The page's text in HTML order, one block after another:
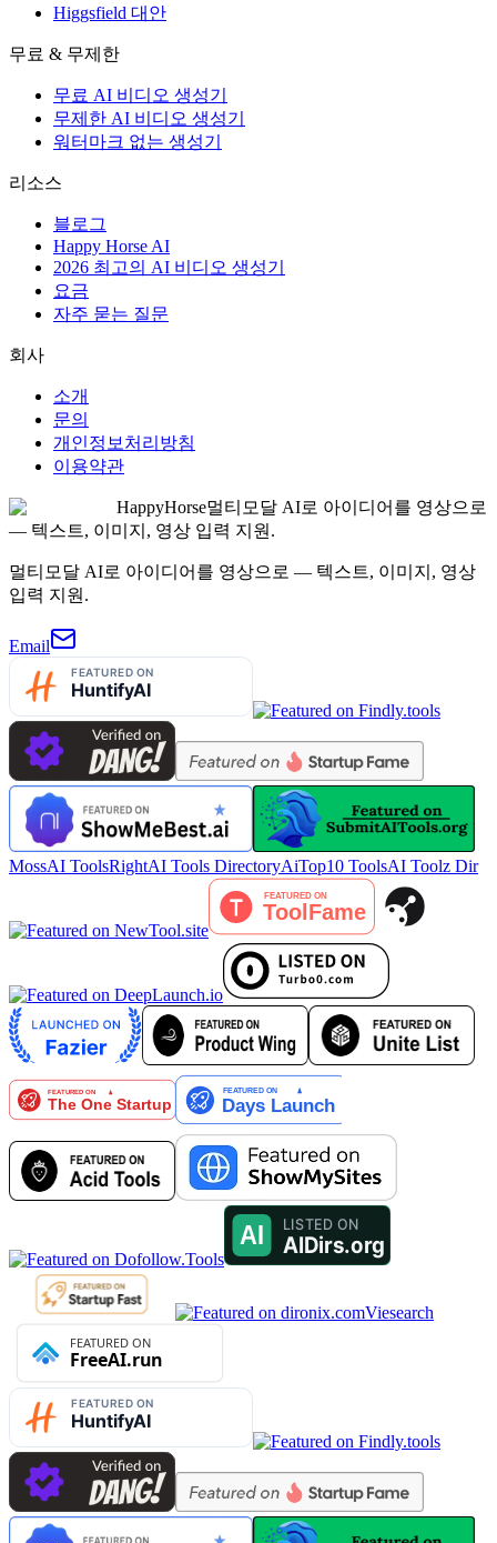
Higgsfield 대안
무료 & 무제한
무료 AI 비디오 생성기
무제한 AI 비디오 생성기
워터마크 없는 생성기
리소스
블로그
Happy Horse AI
2026 최고의 AI 비디오 생성기
요금
자주 묻는 질문
회사
소개
문의
개인정보처리방침
이용약관
HappyHorse멀티모달 AI로 아이디어를 영상으로
— 텍스트, 이미지, 영상 입력 지원.
멀티모달 AI로 아이디어를 영상으로 — 텍스트, 이미지, 영상
입력 지원.
Email
MossAI ToolsRightAI Tools DirectoryAiTop10 ToolsAI Toolz Dir
Viesearch